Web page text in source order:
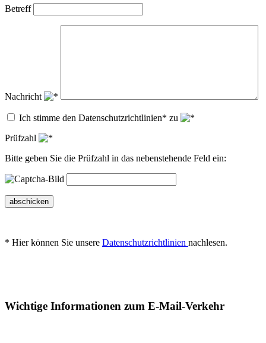
Betreff
Nachricht
Ich stimme den Datenschutzrichtlinien* zu
Prüfzahl
Bitte geben Sie die Prüfzahl in das nebenstehende Feld ein:
abschicken
* Hier können Sie unsere Datenschutzrichtlinien nachlesen.
Wichtige Informationen zum E-Mail-Verkehr